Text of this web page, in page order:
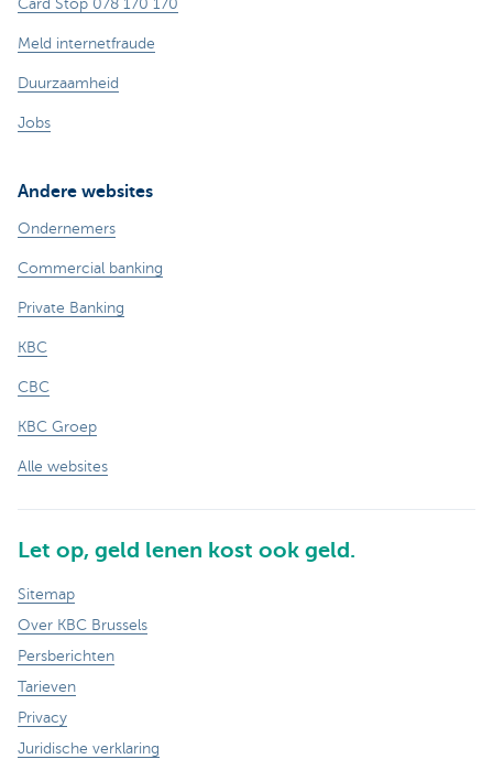
Card Stop 078 170 170
Meld internetfraude
Duurzaamheid
Jobs
Andere websites
Ondernemers
Commercial banking
Private Banking
KBC
CBC
KBC Groep
Alle websites
Let op, geld lenen kost ook geld.
Sitemap
Over KBC Brussels
Persberichten
Tarieven
Privacy
Juridische verklaring